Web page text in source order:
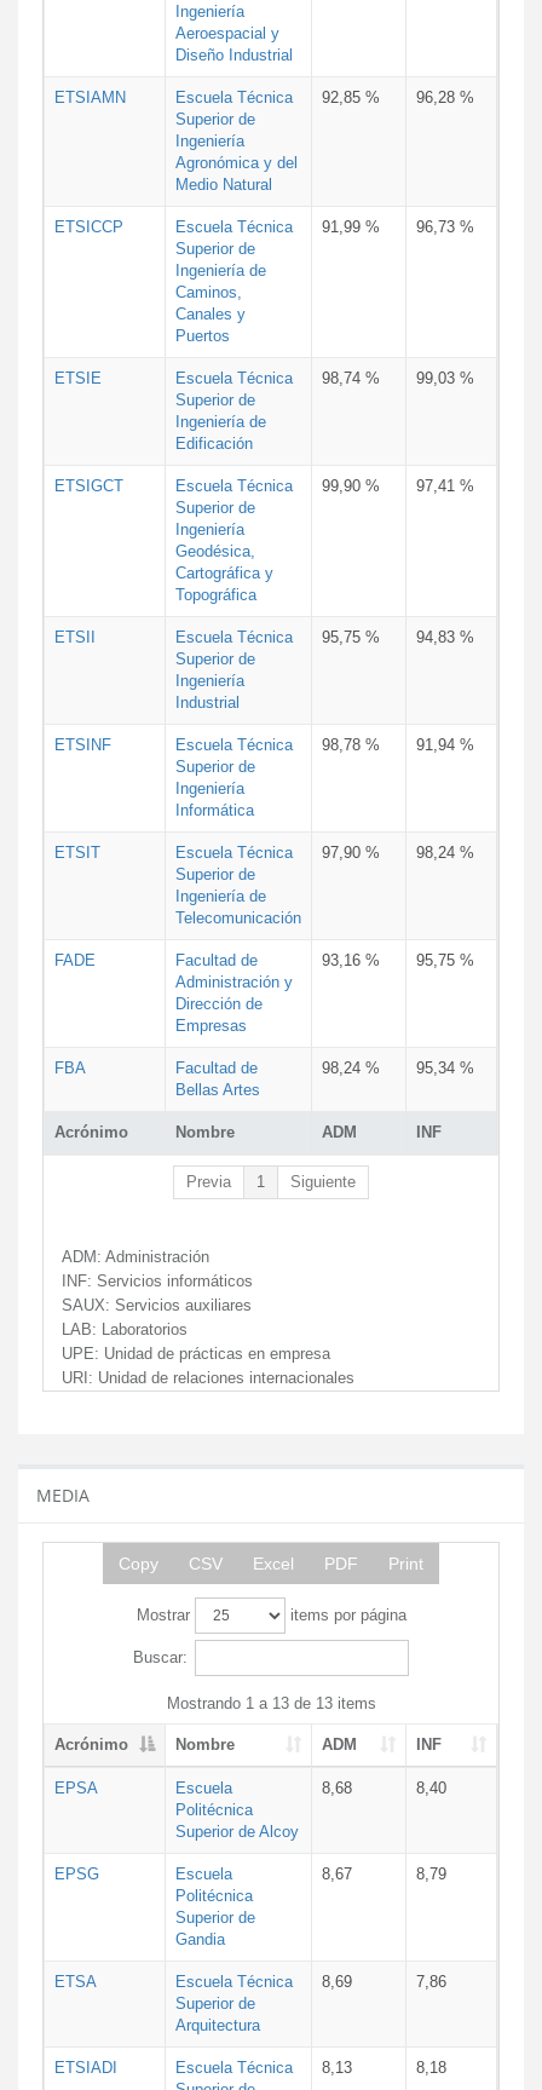
Acrónimo Nombre ADM INF
Ingeniería
Aeroespacial y
Diseño Industrial
ETSIAMN
Escuela Técnica
Superior de
Ingeniería
Agronómica y del
Medio Natural
92,85 % 96,28 %
ETSICCP
Escuela Técnica
Superior de
Ingeniería de
Caminos,
Canales y
Puertos
91,99 % 96,73 %
ETSIE
Escuela Técnica
Superior de
Ingeniería de
Edificación
98,74 % 99,03 %
ETSIGCT
Escuela Técnica
Superior de
Ingeniería
Geodésica,
Cartográfica y
Topográfica
99,90 % 97,41 %
ETSII
Escuela Técnica
Superior de
Ingeniería
Industrial
95,75 % 94,83 %
ETSINF
Escuela Técnica
Superior de
Ingeniería
Informática
98,78 % 91,94 %
ETSIT
Escuela Técnica
Superior de
Ingeniería de
Telecomunicación
97,90 % 98,24 %
FADE
Facultad de
Administración y
Dirección de
Empresas
93,16 % 95,75 %
FBA
Facultad de
Bellas Artes
98,24 % 95,34 %
Previa 1 Siguiente
ADM: Administración
INF: Servicios informáticos
SAUX: Servicios auxiliares
LAB: Laboratorios
UPE: Unidad de prácticas en empresa
URI: Unidad de relaciones internacionales
MEDIA
Copy CSV Excel PDF Print
Mostrar items por página
Buscar:
Mostrando 1 a 13 de 13 items
Acrónimo Nombre ADM INF
EPSA
Escuela
Politécnica
Superior de Alcoy
8,68 8,40
EPSG
Escuela
Politécnica
Superior de
Gandia
8,67 8,79
ETSA
Escuela Técnica
Superior de
Arquitectura
8,69 7,86
ETSIADI
Escuela Técnica
8,13 8,18